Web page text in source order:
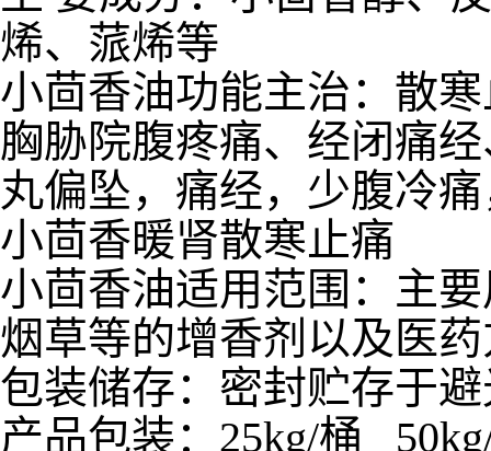
烯、蒎烯等
小茴香油功能主治： 散
胸胁院腹疼痛、经闭痛
丸偏坠，痛经，少腹冷
小茴香暖肾散寒止痛
小茴香油适用范围：主
烟草等的增香剂以及医
包装储存：密封贮存于
产品包装：25kg/桶